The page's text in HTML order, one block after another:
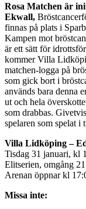
Rosa Matchen är
Ekwall,
finnas på plats i
Kampen mot
är ett sätt för
kommer Villa
matchen-logga på
som gick bort i
används bara denna
ut och hela
som drabbas.
spelaren som spelat i
Villa Lidköping –
Tisdag 31 januari, kl
Elitserien, omgång 21
Arenan öppnar kl
Missa inte: